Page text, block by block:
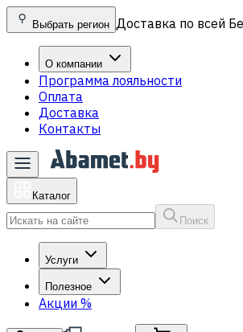
Выбрать регион Доставка по всей
О компании
Программа лояльности
Оплата
Доставка
Контакты
Каталог
Поиск
Услуги
Полезное
Акции %